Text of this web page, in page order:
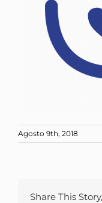
Agosto 9th, 2018
Share This